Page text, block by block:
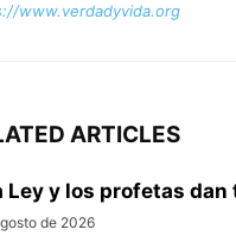
www.verdadyvida.org
ARTICLES
Ley y los profetas
de 2026